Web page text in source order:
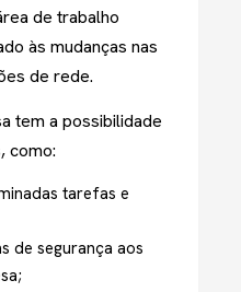
de trabalho
às mudanças nas
de rede.
tem a possibilidade
como:
tarefas e
de segurança aos